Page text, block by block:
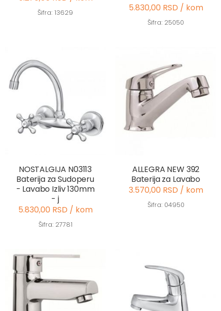
Šifra: 13629
5.830,00 RSD / kom
Šifra: 25050
NOSTALGIJA N03113
Baterija za Sudoperu
- Lavabo Izliv 130mm
- j
5.830,00 RSD / kom
Šifra: 27781
ALLEGRA NEW 392
Baterija za Lavabo
3.570,00 RSD / kom
Šifra: 04950